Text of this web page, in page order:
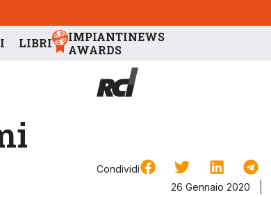
LIBRI
IMPIANTINEWS
AWARDS
Condividi
26 Gennaio 2020